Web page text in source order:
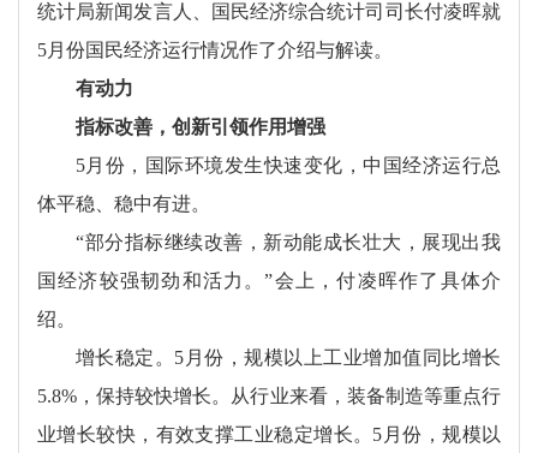
统计局新闻发言人、国民经济综合统计司司长付凌晖就
5月份国民经济运行情况作了介绍与解读。
有动力
指标改善，创新引领作用增强
5月份，国际环境发生快速变化，中国经济运行总
体平稳、稳中有进。
“部分指标继续改善，新动能成长壮大，展现出我
国经济较强韧劲和活力。”会上，付凌晖作了具体介
绍。
增长稳定。5月份，规模以上工业增加值同比增长
5.8%，保持较快增长。从行业来看，装备制造等重点行
业增长较快，有效支撑工业稳定增长。5月份，规模以